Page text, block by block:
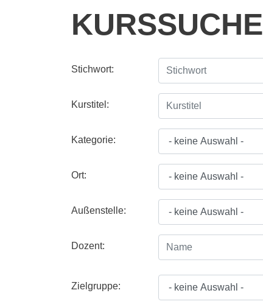
KURSSUCHE
Stichwort:
Kurstitel:
Kategorie:
Ort:
Außenstelle:
Dozent:
Zielgruppe: